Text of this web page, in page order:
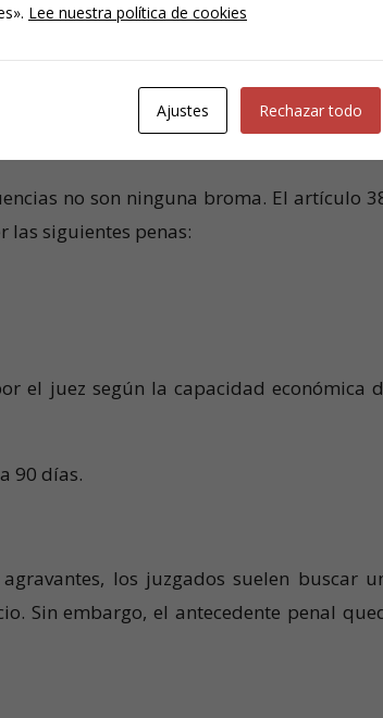
cooperador necesario si se acredita que
no son ninguna broma. El artículo
siguientes penas:
el juez según la capacidad económica
90 días.
los juzgados suelen buscar
Sin embargo, el antecedente penal
Lee nuestra política de cookies
Ajustes Rechazar todo